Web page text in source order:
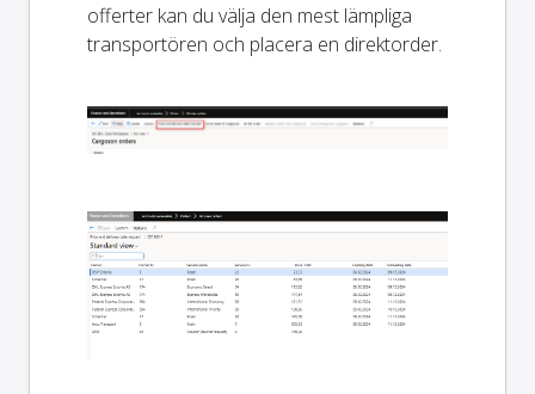
offerter kan du välja den mest lämpliga
transportören och placera en direktorder.